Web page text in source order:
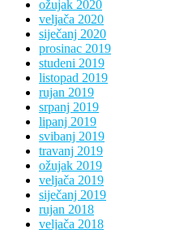
ožujak 2020
veljača 2020
siječanj 2020
prosinac 2019
studeni 2019
listopad 2019
rujan 2019
srpanj 2019
lipanj 2019
svibanj 2019
travanj 2019
ožujak 2019
veljača 2019
siječanj 2019
rujan 2018
veljača 2018